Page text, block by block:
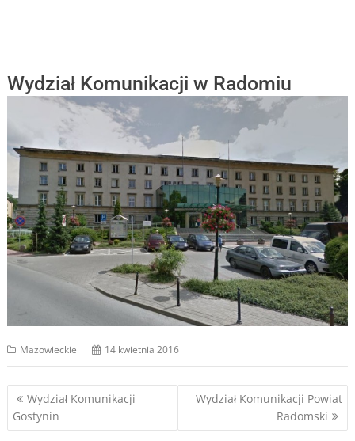
Wydział Komunikacji w Radomiu
Mazowieckie 14 kwietnia 2016
Nawigacja
wpisu
Wydział Komunikacji
Gostynin
Wydział Komunikacji Powiat
Radomski